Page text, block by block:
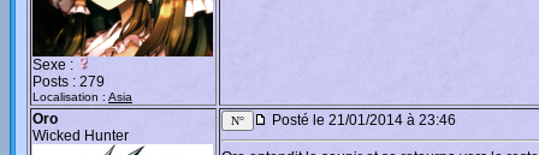
Sexe :
Posts : 279
Localisation : Asia
Oro
Wicked Hunter
Posté le 21/01/2014 à 23:46